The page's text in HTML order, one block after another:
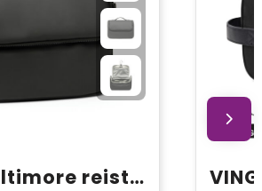
VINGA Baltimore reistoilettas